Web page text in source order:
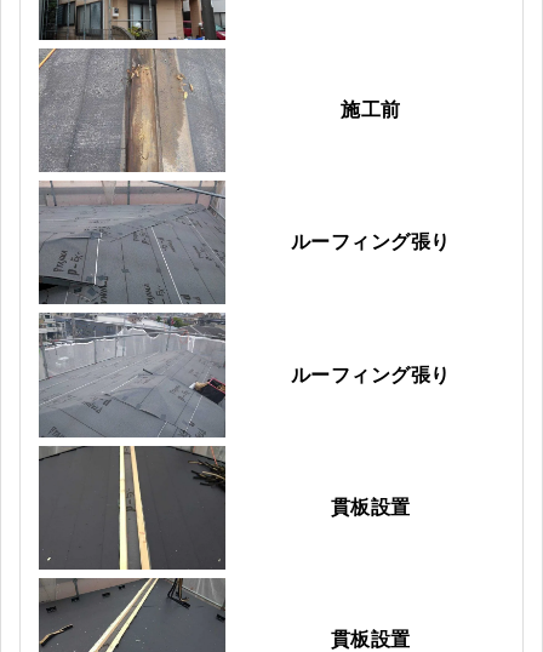
施工前
ルーフィング張り
ルーフィング張り
貫板設置
貫板設置